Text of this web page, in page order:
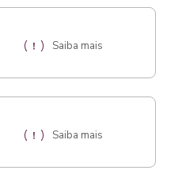
Saiba mais
Saiba mais